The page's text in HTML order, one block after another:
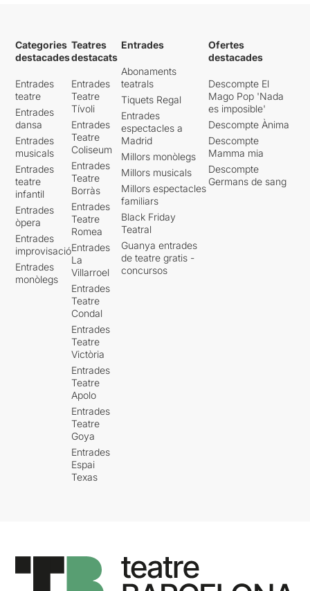
Categories
destacades
Entrades
teatre
Entrades
dansa
Entrades
musicals
Entrades
teatre
infantil
Entrades
òpera
Entrades
improvisació
Entrades
monòlegs
Teatres
destacats
Entrades
Teatre
Tívoli
Entrades
Teatre
Coliseum
Entrades
Teatre
Borràs
Entrades
Teatre
Romea
Entrades
La
Villarroel
Entrades
Teatre
Condal
Entrades
Teatre
Victòria
Entrades
Teatre
Apolo
Entrades
Teatre
Goya
Entrades
Espai
Texas
Entrades
Abonaments
teatrals
Tiquets Regal
Entrades
espectacles a
Madrid
Millors monòlegs
Millors musicals
Millors espectacles
familiars
Black Friday
Teatral
Guanya entrades
de teatre gratis -
concursos
Ofertes
destacades
Descompte El
Mago Pop 'Nada
es imposible'
Descompte Ànima
Descompte
Mamma mia
Descompte
Germans de sang